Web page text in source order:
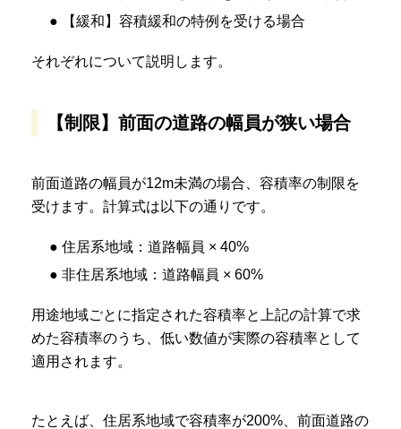
● 【緩和】容積緩和の特例を受ける場合
それぞれについて説明します。
【制限】前面の道路の幅員が狭い場合
前面道路の幅員が12m未満の場合、容積率の制限を
受けます。計算式は以下の通りです。
● 住居系地域：道路幅員 × 40%
● 非住居系地域：道路幅員 × 60%
用途地域ごとに指定された容積率と上記の計算で求
めた容積率のうち、低い数値が実際の容積率として
適用されます。
たとえば、住居系地域で容積率が200%、前面道路の